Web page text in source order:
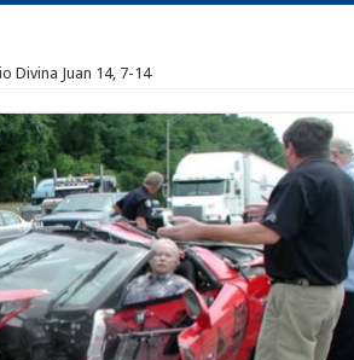
Divina Juan 14, 7-14